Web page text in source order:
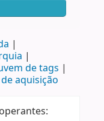
de tags
aquisição